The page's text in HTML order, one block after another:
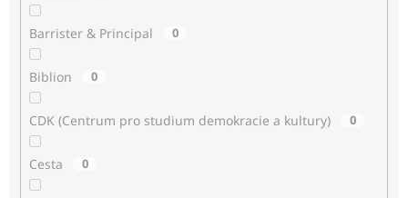
Barrister & Principal 0
Biblion 0
CDK (Centrum pro studium demokracie a kultury) 0
Cesta 0